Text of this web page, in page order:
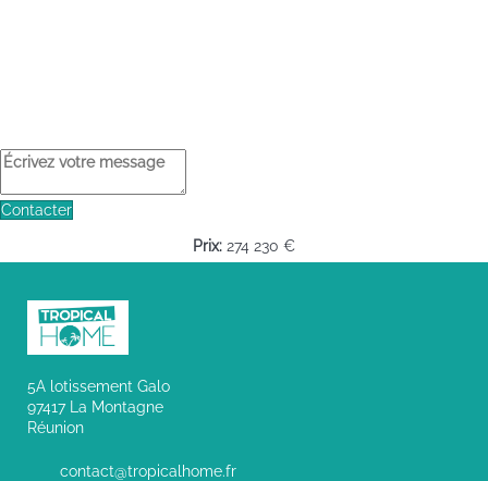
Contacter
Prix: 274 230 €
5A lotissement Galo
97417 La Montagne
Réunion
contact@tropicalhome.fr